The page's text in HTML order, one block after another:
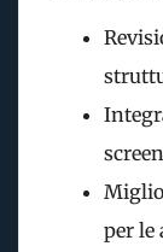
per le